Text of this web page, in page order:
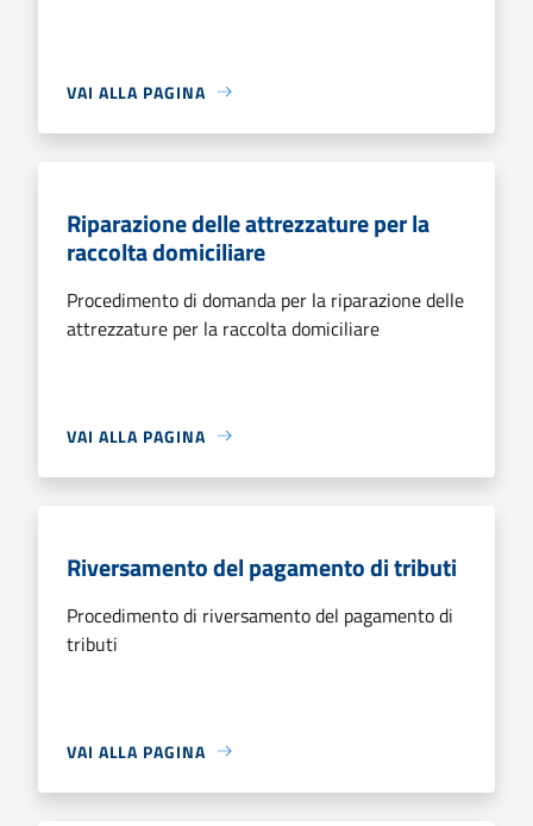
VAI ALLA PAGINA
Riparazione delle attrezzature per la
raccolta domiciliare
Procedimento di domanda per la riparazione delle
attrezzature per la raccolta domiciliare
VAI ALLA PAGINA
Riversamento del pagamento di tributi
Procedimento di riversamento del pagamento di
tributi
VAI ALLA PAGINA